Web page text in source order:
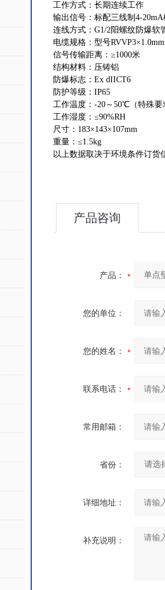
工作方式：长期连续工作
输出信号：标配三线制 4-20mA
连线方式： G1/2阳螺纹防爆软
电缆规格：型号
信号传输距离： ≥1000米
结构材料：压铸铝
防爆标志： Ex dIICT6
防护等级： IP65
工作温度： -20 ～ 50℃ （特殊
工作湿度： ≤90%RH
尺寸： 183×143×107mm
重量： ≤1.5kg
以上数据取决于环境条件订货
产品咨询
产品：
您的单位：
您的姓名：
联系电话：
常用邮箱：
省份：
详细地址：
补充说明：